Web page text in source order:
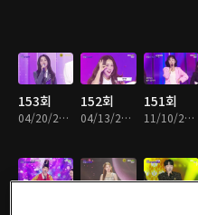
153회
04/20/2026 • 1시간 2분
152회
04/13/2026 • 1시간 20분
151회
11/10/2025 • 1시간 30분